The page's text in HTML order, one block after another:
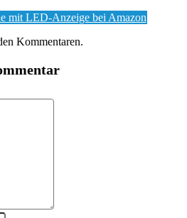
mit LED-Anzeige bei Amazon
Kommentaren.